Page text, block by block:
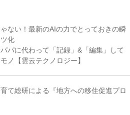
ない！最新のAIの力でとっておきの瞬
化
パに代わって「記録」&「編集」して
ノ【雲云テクノロジー】
て総研による『地方への移住促進プロ